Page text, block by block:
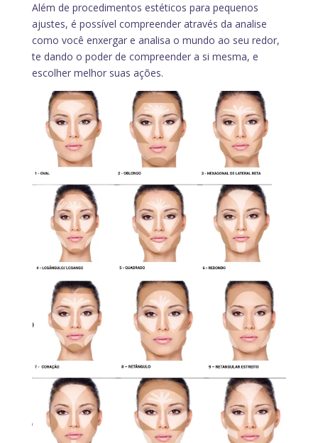
Além de procedimentos estéticos para pequenos
ajustes, é possível compreender através da analise
como você enxergar e analisa o mundo ao seu redor,
te dando o poder de compreender a si mesma, e
escolher melhor suas ações.